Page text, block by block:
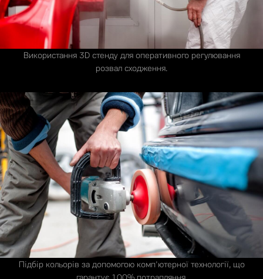
Використання 3D стенду для оперативного регулювання
розвал сходження.
Підбір кольорів за допомогою комп'ютерної технології, що
гарантує 100% потрапляння.